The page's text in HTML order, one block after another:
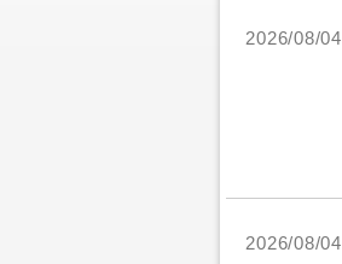
2026/08/04
2026/08/04